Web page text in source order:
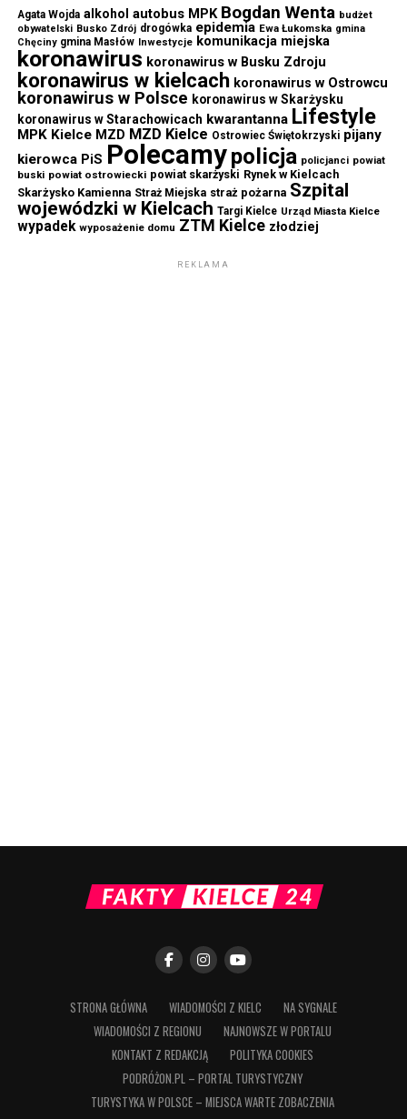
Agata Wojda alkohol autobus MPK Bogdan Wenta budżet
obywatelski Busko Zdrój drogówka epidemia Ewa Łukomska gmina
Chęciny gmina Masłów Inwestycje komunikacja miejska
koronawirus koronawirus w Busku Zdroju
koronawirus w kielcach koronawirus w Ostrowcu
koronawirus w Polsce koronawirus w Skarżysku
koronawirus w Starachowicach kwarantanna Lifestyle
MPK Kielce MZD MZD Kielce Ostrowiec Świętokrzyski pijany
kierowca PiS Polecamypolicja policjanci powiat
buski powiat ostrowiecki powiat skarżyski Rynek w Kielcach
Skarżysko Kamienna Straż Miejska straż pożarna Szpital
wojewódzki w Kielcach Targi Kielce Urząd Miasta Kielce
wypadek wyposażenie domu ZTM Kielce złodziej
REKLAMA
STRONA GŁÓWNA WIADOMOŚCI Z KIELC
NA SYGNALE
WIADOMOŚCI Z REGIONU
NAJNOWSZE W PORTALU
KONTAKT Z REDAKCJĄ
POLITYKA COOKIES
PODRÓŻON.PL – PORTAL TURYSTYCZNY
TURYSTYKA W POLSCE – MIEJSCA WARTE ZOBACZENIA